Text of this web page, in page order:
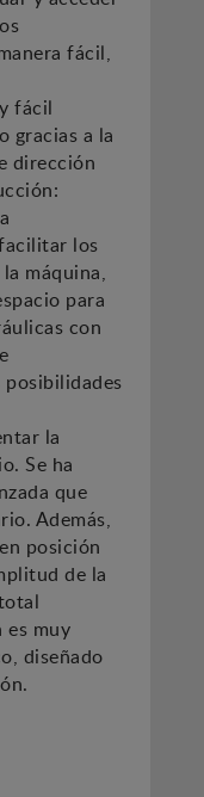
fácil,
fácil
gracias a la
dirección
los
máquina,
para
con
posibilidades
la
Se ha
que
Además,
posición
de la
es muy
diseñado